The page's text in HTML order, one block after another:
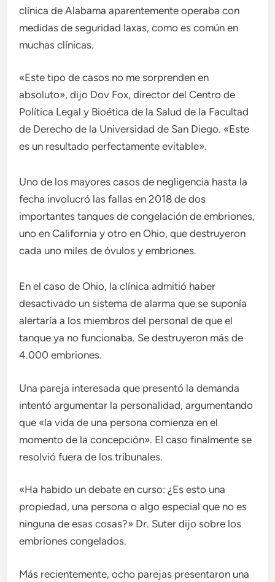
clínica de Alabama aparentemente operaba con
medidas de seguridad laxas, como es común en
muchas clínicas.
«Este tipo de casos no me sorprenden en
absoluto», dijo Dov Fox, director del Centro de
Política Legal y Bioética de la Salud de la Facultad
de Derecho de la Universidad de San Diego. «Este
es un resultado perfectamente evitable».
Uno de los mayores casos de negligencia hasta la
fecha involucró las fallas en 2018 de dos
importantes tanques de congelación de embriones,
uno en California y otro en Ohio, que destruyeron
cada uno miles de óvulos y embriones.
En el caso de Ohio, la clínica admitió haber
desactivado un sistema de alarma que se suponía
alertaría a los miembros del personal de que el
tanque ya no funcionaba. Se destruyeron más de
4.000 embriones.
Una pareja interesada que presentó la demanda
intentó argumentar la personalidad, argumentando
que «la vida de una persona comienza en el
momento de la concepción». El caso finalmente se
resolvió fuera de los tribunales.
«Ha habido un debate en curso: ¿Es esto una
propiedad, una persona o algo especial que no es
ninguna de esas cosas?» Dr. Suter dijo sobre los
embriones congelados.
Más recientemente, ocho parejas presentaron una